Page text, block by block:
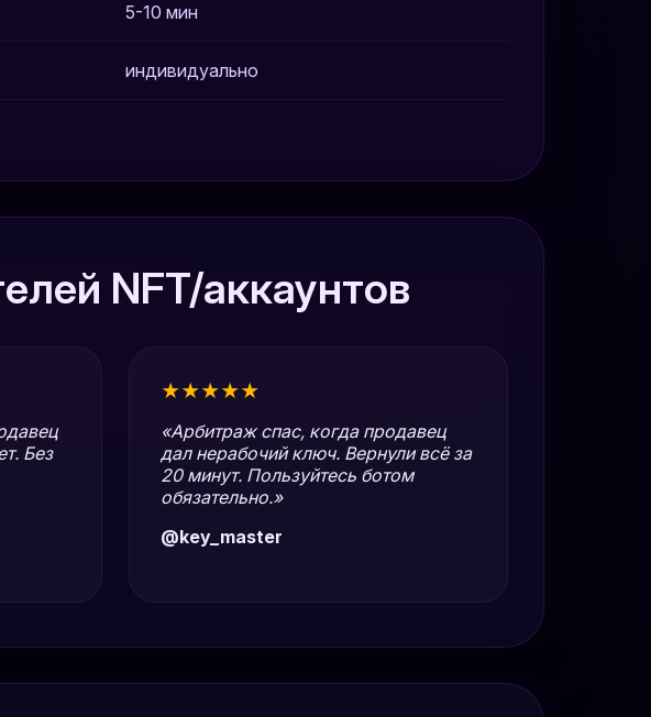
5-10 мин
индивидуально
NFT/аккаунтов
Без
★★★★★
«Арбитраж спас, когда продавец
дал нерабочий ключ. Вернули всё за
20 минут. Пользуйтесь ботом
обязательно.»
@key_master